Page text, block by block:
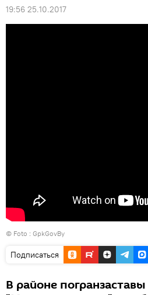
19:56 25.10.2017
© Foto : GpkGovBy
Подписаться
В районе погранзаставы